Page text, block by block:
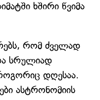
ხშირი წვიმა
რომ ძველად
სრულიად
დღესაა.
ასტრონომიის